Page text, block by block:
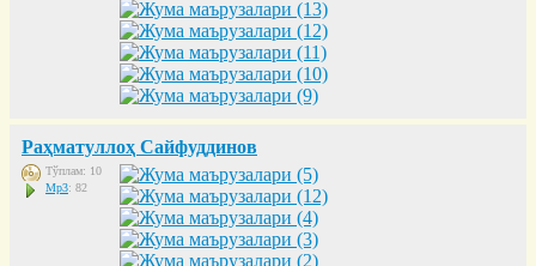
Раҳматуллоҳ Сайфуддинов
Тўплам: 10
Mp3: 82